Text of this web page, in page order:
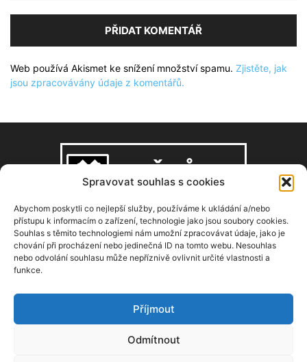
Spravovat souhlas s cookies
Abychom poskytli co nejlepší služby, používáme k ukládání a/nebo
přístupu k informacím o zařízení, technologie jako jsou soubory cookies.
Souhlas s těmito technologiemi nám umožní zpracovávat údaje, jako je
chování při procházení nebo jedinečná ID na tomto webu. Nesouhlas
nebo odvolání souhlasu může nepříznivě ovlivnit určité vlastnosti a
funkce.
Příjmout
Odmítnout
Web používá Akismet ke snížení množství spamu. Zjistěte, jak
jsou zpracovávány údaje z komentářů.
O NÁS
NÁSLEDUJ NÁS